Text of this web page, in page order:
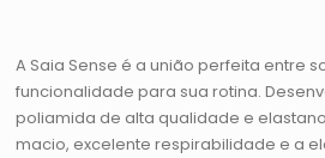
A Saia Sense é a união perfeita entre
funcionalidade para sua rotina.
poliamida de alta qualidade e
macio, excelente respirabilidade e a